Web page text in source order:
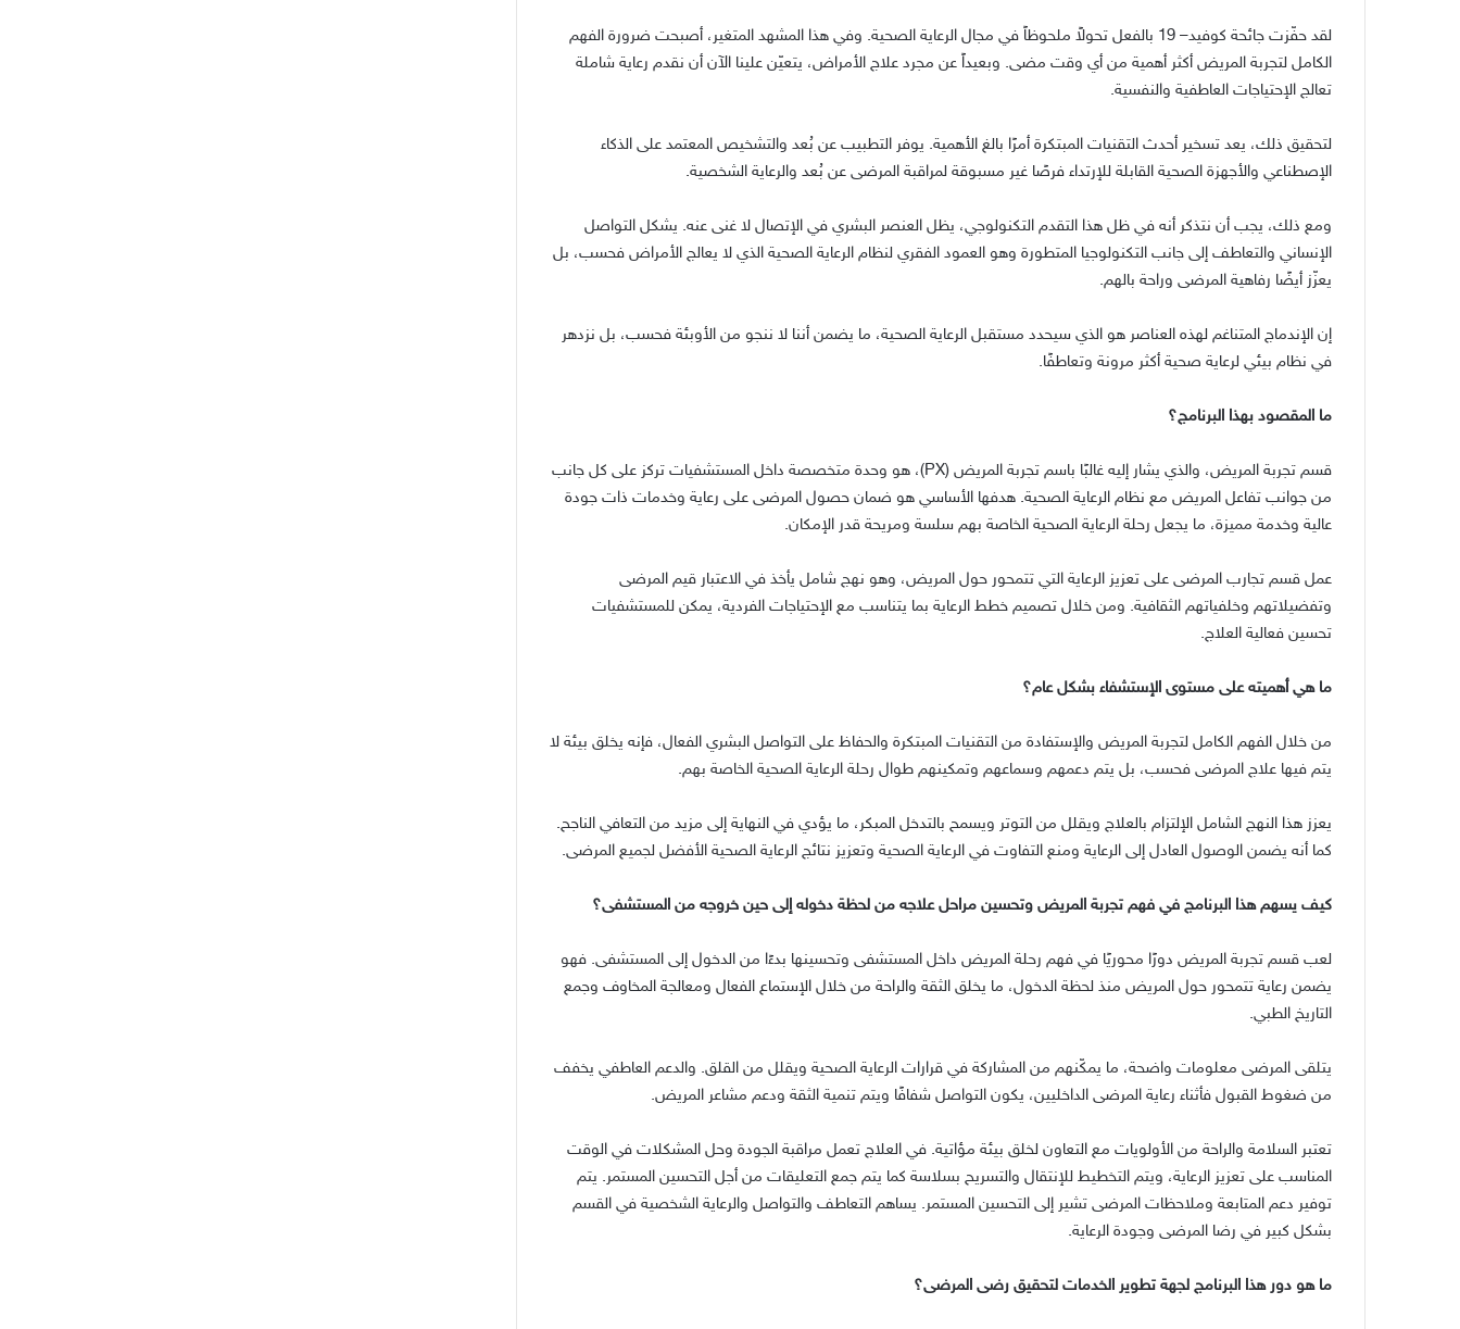
لقد حفّزت جائحة كوفيد– 19 بالفعل تحولاً ملحوظاً في مجال الرعاية الصحية. وفي هذا المشهد المتغير، أصبحت ضرورة الفهم
الكامل لتجربة المريض أكثر أهمية من أي وقت مضى. وبعيداً عن مجرد علاج الأمراض، يتعيّن علينا الآن أن نقدم رعاية شاملة
تعالج الإحتياجات العاطفية والنفسية.
لتحقيق ذلك، يعد تسخير أحدث التقنيات المبتكرة أمرًا بالغ الأهمية. يوفر التطبيب عن بُعد والتشخيص المعتمد على الذكاء
الإصطناعي والأجهزة الصحية القابلة للإرتداء فرصًا غير مسبوقة لمراقبة المرضى عن بُعد والرعاية الشخصية.
ومع ذلك، يجب أن نتذكر أنه في ظل هذا التقدم التكنولوجي، يظل العنصر البشري في الإتصال لا غنى عنه. يشكل التواصل
الإنساني والتعاطف إلى جانب التكنولوجيا المتطورة وهو العمود الفقري لنظام الرعاية الصحية الذي لا يعالج الأمراض فحسب، بل
يعزّز أيضًا رفاهية المرضى وراحة بالهم.
إن الإندماج المتناغم لهذه العناصر هو الذي سيحدد مستقبل الرعاية الصحية، ما يضمن أننا لا ننجو من الأوبئة فحسب، بل نزدهر
في نظام بيئي لرعاية صحية أكثر مرونة وتعاطفًا.
ما المقصود بهذا البرنامج؟
قسم تجربة المريض، والذي يشار إليه غالبًا باسم تجربة المريض (PX)
، هو وحدة متخصصة داخل المستشفيات تركز على كل جانب
من جوانب تفاعل المريض مع نظام الرعاية الصحية. هدفها الأساسي هو ضمان حصول المرضى على رعاية وخدمات ذات جودة
عالية وخدمة مميزة، ما يجعل رحلة الرعاية الصحية الخاصة بهم سلسة ومريحة قدر الإمكان.
عمل قسم تجارب المرضى على تعزيز الرعاية التي تتمحور حول المريض، وهو نهج شامل يأخذ في الاعتبار قيم المرضى
وتفضيلاتهم وخلفياتهم الثقافية. ومن خلال تصميم خطط الرعاية بما يتناسب مع الإحتياجات الفردية، يمكن للمستشفيات
تحسين فعالية العلاج.
ما هي أهميته على مستوى الإستشفاء بشكل عام؟
من خلال الفهم الكامل لتجربة المريض والإستفادة من التقنيات المبتكرة والحفاظ على التواصل البشري الفعال، فإنه يخلق بيئة لا
يتم فيها علاج المرضى فحسب، بل يتم دعمهم وسماعهم وتمكينهم طوال رحلة الرعاية الصحية الخاصة بهم.
يعزز هذا النهج الشامل الإلتزام بالعلاج ويقلل من التوتر ويسمح بالتدخل المبكر، ما يؤدي في النهاية إلى مزيد من التعافي الناجح.
كما أنه يضمن الوصول العادل إلى الرعاية ومنع التفاوت في الرعاية الصحية وتعزيز نتائج الرعاية الصحية الأفضل لجميع المرضى.
كيف يسهم هذا البرنامج في فهم تجربة المريض وتحسين مراحل علاجه من لحظة دخوله إلى حين خروجه من المستشفى؟
لعب قسم تجربة المريض دورًا محوريًا في فهم رحلة المريض داخل المستشفى وتحسينها بدءًا من الدخول إلى المستشفى. فهو
يضمن رعاية تتمحور حول المريض منذ لحظة الدخول، ما يخلق الثقة والراحة من خلال الإستماع الفعال ومعالجة المخاوف وجمع
التاريخ الطبي.
يتلقى المرضى معلومات واضحة، ما يمكّنهم من المشاركة في قرارات الرعاية الصحية ويقلل من القلق. والدعم العاطفي يخفف
من ضغوط القبول فأثناء رعاية المرضى الداخليين، يكون التواصل شفافًا ويتم تنمية الثقة ودعم مشاعر المريض.
تعتبر السلامة والراحة من الأولويات مع التعاون لخلق بيئة مؤاتية. في العلاج تعمل مراقبة الجودة وحل المشكلات في الوقت
المناسب على تعزيز الرعاية، ويتم التخطيط للإنتقال والتسريح بسلاسة كما يتم جمع التعليقات من أجل التحسين المستمر. يتم
توفير دعم المتابعة وملاحظات المرضى تشير إلى التحسين المستمر. يساهم التعاطف والتواصل والرعاية الشخصية في القسم
بشكل كبير في رضا المرضى وجودة الرعاية.
ما هو دور هذا البرنامج لجهة تطوير الخدمات لتحقيق رضى المرضى؟